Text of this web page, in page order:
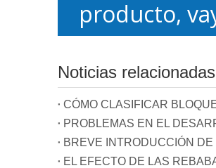
producto,
Noticias relacionadas
CÓMO CLASIFICAR
PROBLEMAS EN EL
BREVE INTRODUCCIÓN
EL EFECTO DE LAS